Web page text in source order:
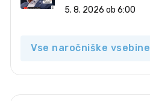
5. 8. 2026 ob 6:00
Vse naročniške vsebine